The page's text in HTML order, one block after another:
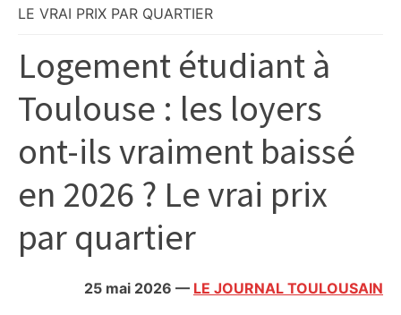
locale,
culture,
politique,
météo,
divers
initiatives
LE VRAI PRIX PAR QUARTIER
Logement étudiant à
Toulouse : les loyers
ont-ils vraiment baissé
en 2026 ? Le vrai prix
par quartier
25 mai 2026 — LE JOURNAL TOULOUSAIN